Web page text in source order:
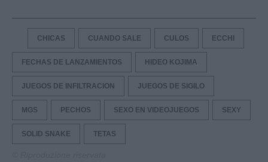
CHICAS CUANDO SALE CULOS ECCHI
FECHAS DE LANZAMIENTOS HIDEO KOJIMA
JUEGOS DE INFILTRACION JUEGOS DE SIGILO
MGS PECHOS SEXO EN VIDEOJUEGOS SEXY
SOLID SNAKE TETAS